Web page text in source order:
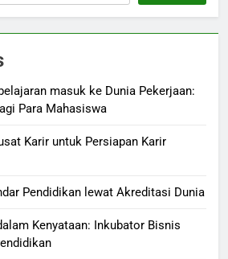
masuk ke Dunia Pekerjaan:
Para Mahasiswa
Karir untuk Persiapan Karir
Pendidikan lewat Akreditasi Dunia
Kenyataan: Inkubator Bisnis